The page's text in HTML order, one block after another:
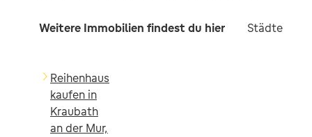
Weitere Immobilien findest du hier Städte in
Reihenhaus
kaufen in
Kraubath
an der Mur,